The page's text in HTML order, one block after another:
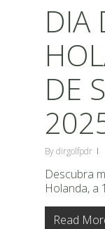
DIA
DE
Bydirgolfpdr
Descubra
Holanda, a
Read